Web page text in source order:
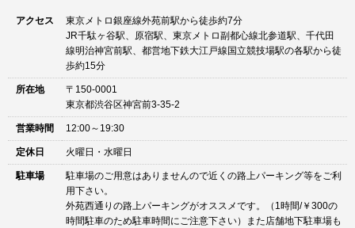
アクセス
東京メトロ銀座線外苑前駅から徒歩約7分
JR千駄ヶ谷駅、原宿駅、東京メトロ副都心線北参道駅、千代田
線明治神宮前駅、都営地下鉄大江戸線国立競技場駅の各駅から徒
歩約15分
所在地
〒150-0001
東京都渋谷区神宮前3-35-2
営業時間 12:00～19:30
定休日 火曜日・水曜日
駐車場
駐車場のご用意はありませんので近くの路上パーキング等をご利
用下さい。
外苑西通りの路上パーキングがオススメです。（1時間/￥300の
時間駐車のため駐車時間にご注意下さい）また店舗地下駐車場も